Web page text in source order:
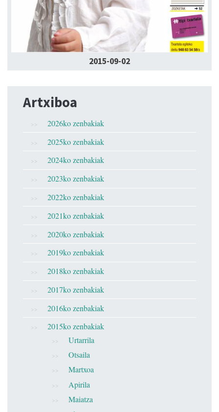
2015-09-02
Artxiboa
2026ko zenbakiak
2025ko zenbakiak
2024ko zenbakiak
2023ko zenbakiak
2022ko zenbakiak
2021ko zenbakiak
2020ko zenbakiak
2019ko zenbakiak
2018ko zenbakiak
2017ko zenbakiak
2016ko zenbakiak
2015ko zenbakiak
Urtarrila
Otsaila
Martxoa
Apirila
Maiatza